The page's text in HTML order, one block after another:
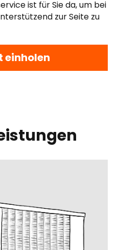
ist für Sie da, um bei
zur Seite zu
einholen